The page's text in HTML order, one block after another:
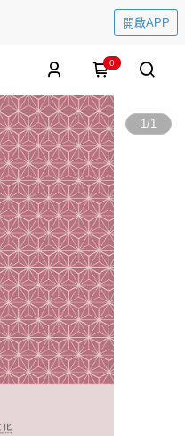
開啟APP
0
1/1